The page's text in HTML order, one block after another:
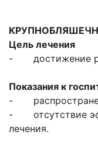
Цель лечения
- достижение
Показания к
-
- отсутствие
лечения.